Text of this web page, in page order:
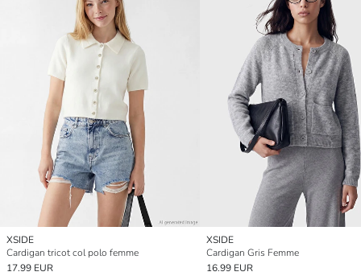
XSIDE
Cardigan tricot col polo femme
17.99 EUR
XSIDE
Cardigan Gris Femme
16.99 EUR